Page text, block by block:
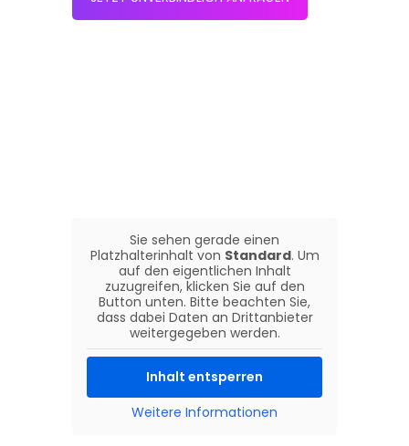
Sie sehen gerade einen
Platzhalterinhalt von Standard. Um
auf den eigentlichen Inhalt
zuzugreifen, klicken Sie auf den
Button unten. Bitte beachten Sie,
dass dabei Daten an Drittanbieter
weitergegeben werden.
Inhalt entsperren
Weitere Informationen